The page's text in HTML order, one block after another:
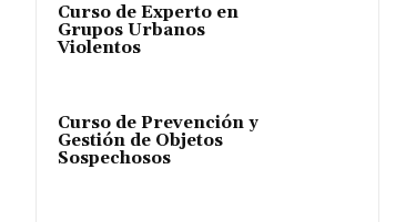
Curso de Experto en
Grupos Urbanos
Violentos
Curso de Prevención y
Gestión de Objetos
Sospechosos